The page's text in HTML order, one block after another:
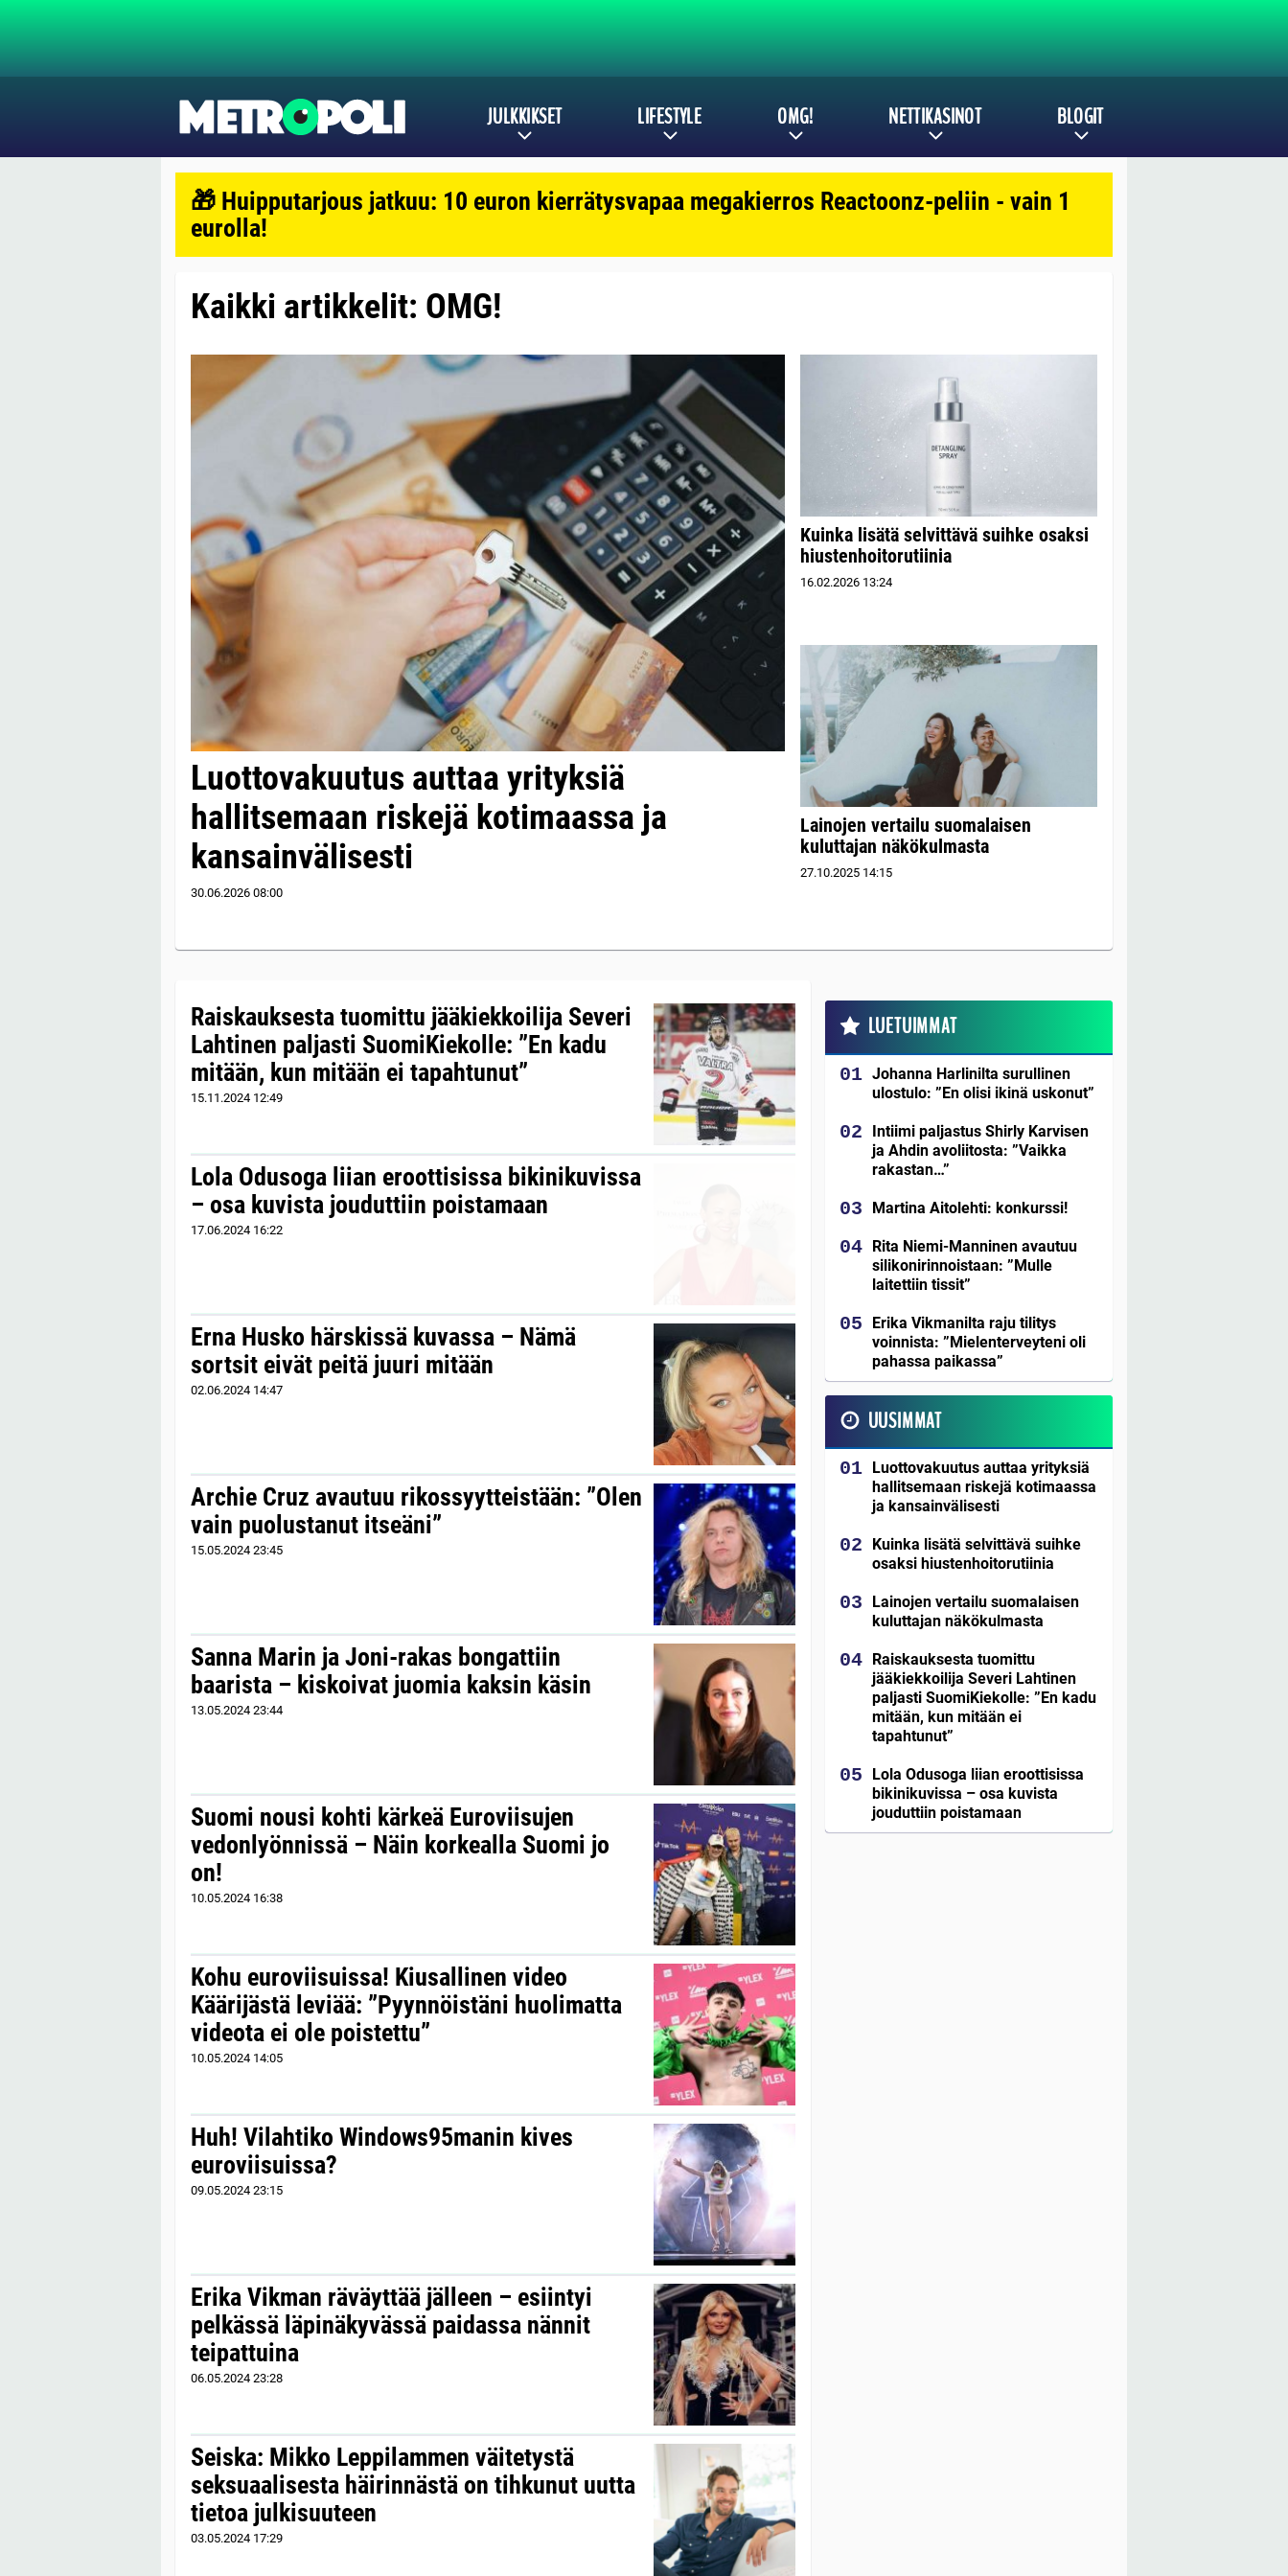
JULKKIKSET LIFESTYLE OMG! NETTIKASINOT BLOGIT
🎁 Huipputarjous jatkuu: 10 euron kierrätysvapaa megakierros Reactoonz-peliin - vain 1
eurolla!
Kaikki artikkelit: OMG!
Luottovakuutus auttaa yrityksiä
hallitsemaan riskejä kotimaassa ja
kansainvälisesti
30.06.2026 08:00
Kuinka lisätä selvittävä suihke osaksi
hiustenhoitorutiinia
16.02.2026 13:24
Lainojen vertailu suomalaisen
kuluttajan näkökulmasta
27.10.2025 14:15
Raiskauksesta tuomittu jääkiekkoilija Severi
Lahtinen paljasti SuomiKiekolle: ”En kadu
mitään, kun mitään ei tapahtunut”
15.11.2024 12:49
Lola Odusoga liian eroottisissa bikinikuvissa
– osa kuvista jouduttiin poistamaan
17.06.2024 16:22
Erna Husko härskissä kuvassa – Nämä
sortsit eivät peitä juuri mitään
02.06.2024 14:47
Archie Cruz avautuu rikossyytteistään: ”Olen
vain puolustanut itseäni”
15.05.2024 23:45
Sanna Marin ja Joni-rakas bongattiin
baarista – kiskoivat juomia kaksin käsin
13.05.2024 23:44
Suomi nousi kohti kärkeä Euroviisujen
vedonlyönnissä – Näin korkealla Suomi jo
on!
10.05.2024 16:38
Kohu euroviisuissa! Kiusallinen video
Käärijästä leviää: ”Pyynnöistäni huolimatta
videota ei ole poistettu”
10.05.2024 14:05
Huh! Vilahtiko Windows95manin kives
euroviisuissa?
09.05.2024 23:15
Erika Vikman räväyttää jälleen – esiintyi
pelkässä läpinäkyvässä paidassa nännit
teipattuina
06.05.2024 23:28
Seiska: Mikko Leppilammen väitetystä
seksuaalisesta häirinnästä on tihkunut uutta
tietoa julkisuuteen
03.05.2024 17:29
LUETUIMMAT
Johanna Harlinilta surullinen
ulostulo: ”En olisi ikinä uskonut”
Intiimi paljastus Shirly Karvisen
ja Ahdin avoliitosta: ”Vaikka
rakastan…”
Martina Aitolehti: konkurssi!
Rita Niemi-Manninen avautuu
silikonirinnoistaan: ”Mulle
laitettiin tissit”
Erika Vikmanilta raju tilitys
voinnista: ”Mielenterveyteni oli
pahassa paikassa”
UUSIMMAT
Luottovakuutus auttaa yrityksiä
hallitsemaan riskejä kotimaassa
ja kansainvälisesti
Kuinka lisätä selvittävä suihke
osaksi hiustenhoitorutiinia
Lainojen vertailu suomalaisen
kuluttajan näkökulmasta
Raiskauksesta tuomittu
jääkiekkoilija Severi Lahtinen
paljasti SuomiKiekolle: ”En kadu
mitään, kun mitään ei
tapahtunut”
Lola Odusoga liian eroottisissa
bikinikuvissa – osa kuvista
jouduttiin poistamaan